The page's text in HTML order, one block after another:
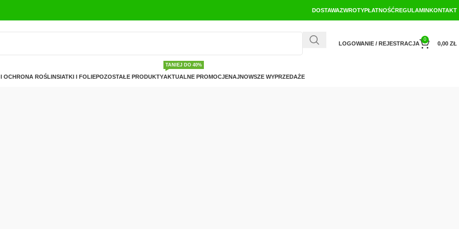
DOSTAWAZWROTYPŁATNOŚĆREGULAMINKONTAKT
LOGOWANIE / REJESTRACJA
0
0,00 ZŁ
I OCHRONA ROŚLINSIATKI I FOLIEPOZOSTAŁE PRODUKTYAKTUALNE PROMOCJE
TANIEJ DO 40%
NAJNOWSZE WYPRZEDAŻE